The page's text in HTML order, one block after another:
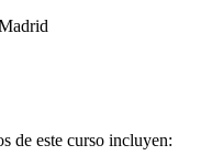
de este curso incluyen: